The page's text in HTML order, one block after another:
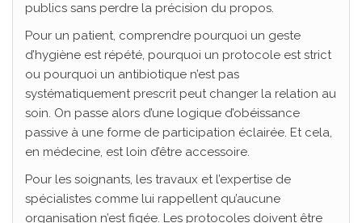
publics sans perdre la précision du propos.
Pour un patient, comprendre pourquoi un geste
d’hygiène est répété, pourquoi un protocole est strict
ou pourquoi un antibiotique n’est pas
systématiquement prescrit peut changer la relation au
soin. On passe alors d’une logique d’obéissance
passive à une forme de participation éclairée. Et cela,
en médecine, est loin d’être accessoire.
Pour les soignants, les travaux et l’expertise de
spécialistes comme lui rappellent qu’aucune
organisation n’est figée. Les protocoles doivent être